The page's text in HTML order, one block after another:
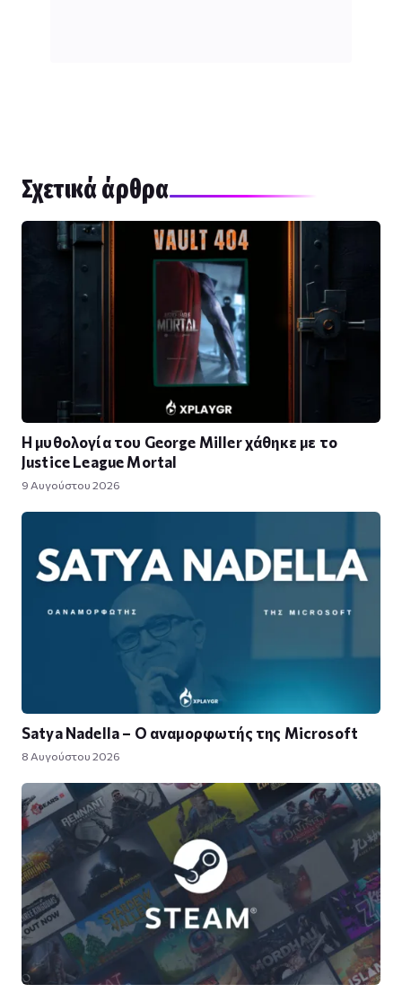
Σχετικά άρθρα
Η μυθολογία του George Miller χάθηκε με το
Justice League Mortal
9 Αυγούστου 2026
Satya Nadella – Ο αναμορφωτής της Microsoft
8 Αυγούστου 2026